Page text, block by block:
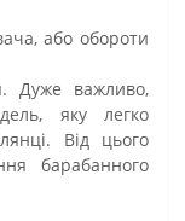
або обороти
Дуже важливо,
яку легко
Від цього
барабанного